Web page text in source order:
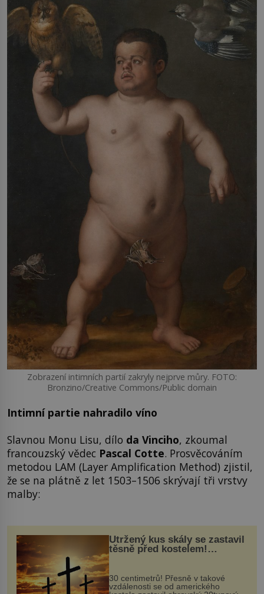
Zobrazení intimních partií zakryly nejprve můry. FOTO:
Bronzino/Creative Commons/Public domain
Intimní partie nahradilo víno
Slavnou Monu Lisu, dílo da Vinciho, zkoumal
francouzský vědec Pascal Cotte. Prosvěcováním
metodou LAM (Layer Amplification Method) zjistil,
že se na plátně z let 1503–1506 skrývají tři vrstvy
malby:
Utržený kus skály se zastavil
těsně před kostelem!
Ochránila ho boží síla?
30 centimetrů! Přesně v takové
vzdálenosti se od amerického